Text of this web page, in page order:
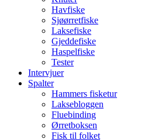
Havfiske
Sjøørretfiske
Laksefiske
Gjeddefiske
Haspelfiske
Tester
Intervjuer
Spalter
Hammers fisketur
Laksebloggen
Fluebinding
Ørretboksen
Fisk til folket